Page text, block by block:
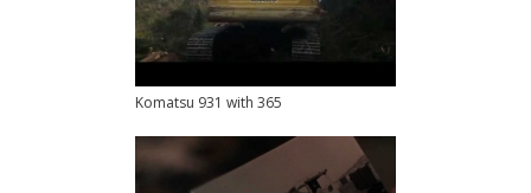
Komatsu 931 with 365